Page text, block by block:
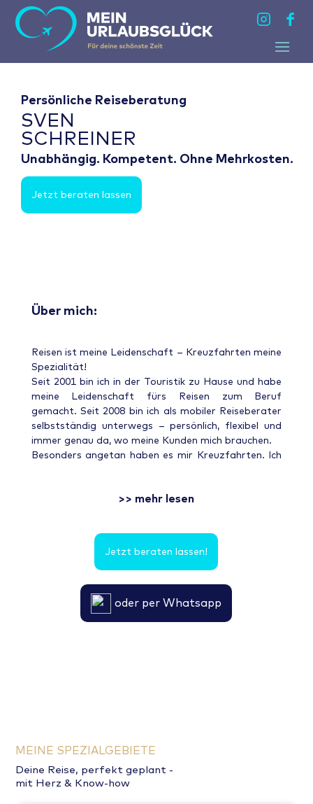
Persönliche Reiseberatung
SVEN
SCHREINER
Unabhängig. Kompetent. Ohne Mehrkosten.
Jetzt beraten lassen
Über mich:
Reisen ist meine Leidenschaft – Kreuzfahrten meine
Spezialität!
Seit 2001 bin ich in der Touristik zu Hause und habe
meine Leidenschaft fürs Reisen zum Beruf
gemacht. Seit 2008 bin ich als mobiler Reiseberater
selbstständig unterwegs – persönlich, flexibel und
immer genau da, wo meine Kunden mich brauchen.
Besonders angetan haben es mir Kreuzfahrten. Ich
Reedereien wie MSC, Costa Kreuzfahrten und
Reise nicht nur gut, sondern perfekt wird.
Ob entspannte Auszeit auf dem Meer oder
spannende Entdeckungstour rund um den Globus:
Ich finde genau die Reise, die zu dir passt –
individuell, unkompliziert und mit ganz viel Herzblut
>> mehr lesen
Jetzt beraten lassen!
oder per Whatsapp
MEINE SPEZIALGEBIETE
Deine Reise, perfekt geplant -
mit Herz & Know-how